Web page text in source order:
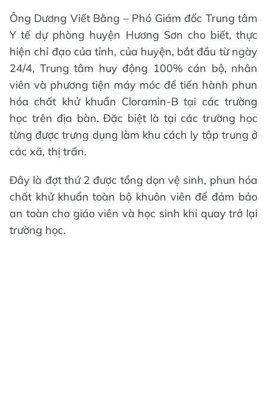
Ông Dương Viết Bằng – Phó Giám đốc Trung tâm
Y tế dự phòng huyện Hương Sơn cho biết, thực
hiện chỉ đạo của tỉnh, của huyện, bắt đầu từ ngày
24/4, Trung tâm huy động 100% cán bộ, nhân
viên và phương tiện máy móc để tiến hành phun
hóa chất khử khuẩn Cloramin-B tại các trường
học trên địa bàn. Đặc biệt là tại các trường học
từng được trưng dụng làm khu cách ly tập trung ở
các xã, thị trấn.
Đây là đợt thứ 2 được tổng dọn vệ sinh, phun hóa
chất khử khuẩn toàn bộ khuôn viên để đảm bảo
an toàn cho giáo viên và học sinh khi quay trở lại
trường học.